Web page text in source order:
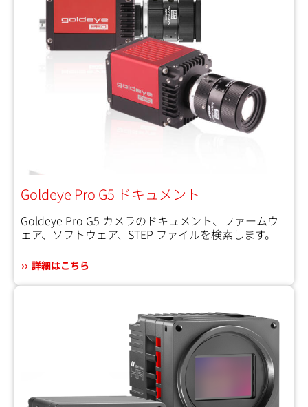
Goldeye Pro G5 ドキュメント
Goldeye Pro G5 カメラのドキュメント、ファームウ
ェア、ソフトウェア、STEP ファイルを検索します。
詳細はこちら